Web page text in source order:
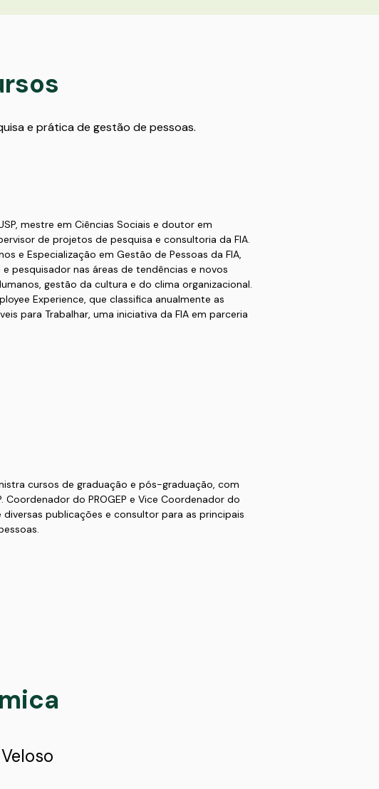
e prática de gestão de pessoas.
mestre em Ciências Sociais e doutor em
de projetos de pesquisa e consultoria da FIA.
e Especialização em Gestão de Pessoas da FIA,
pesquisador nas áreas de tendências e novos
gestão da cultura e do clima organizacional.
Experience, que classifica anualmente as
para Trabalhar, uma iniciativa da FIA em parceria
cursos de graduação e pós-graduação, com
do PROGEP e Vice Coordenador do
diversas publicações e consultor para as principais